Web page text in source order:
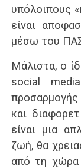
υπόλοιπους
είναι
μέσω του
Μάλιστα, ο
social
και
είναι μια
ζωή, θα
από τη